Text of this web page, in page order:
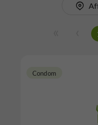
Condom